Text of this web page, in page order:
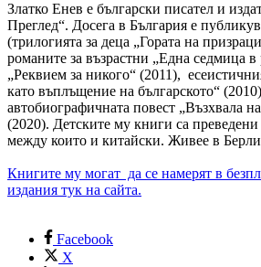
Златко Енев е български писател и
Преглед“. Досега в България е
(трилогията за деца „Гората на
романите за възрастни „Една седмица в
„Реквием за никого“ (2011),
като въплъщение на българското“
автобиографичната повест „Възхвала
(2020). Детските му книги са преведени
между които и китайски. Живее в
Книгите му могат да се намерят в
издания тук на сайта.
Facebook
X